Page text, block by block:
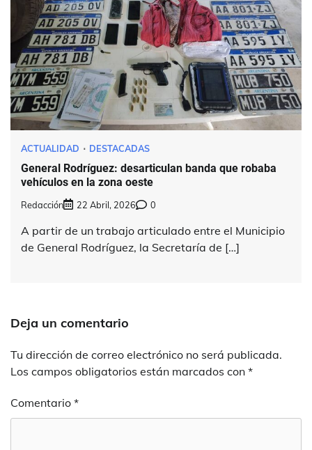
ACTUALIDAD DESTACADAS
General Rodríguez: desarticulan banda que robaba
vehículos en la zona oeste
Redacción 22 Abril, 2026 0
A partir de un trabajo articulado entre el Municipio
de General Rodríguez, la Secretaría de […]
Deja un comentario
Tu dirección de correo electrónico no será publicada.
Los campos obligatorios están marcados con *
Comentario *